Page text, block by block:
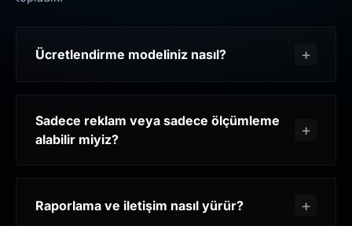
Ücretlendirme modeliniz nasıl?
Sadece reklam veya sadece ölçümleme
alabilir miyiz?
Raporlama ve iletişim nasıl yürür?